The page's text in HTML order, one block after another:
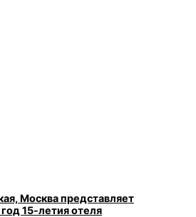
Москва представляет
15-летия отеля